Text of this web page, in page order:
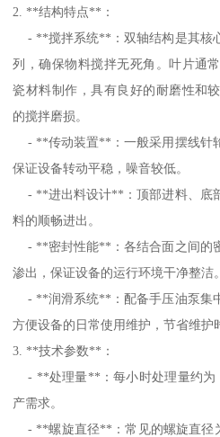
2. **结构特点**：
- **搅拌系统**：双轴结构是其核
列，确保物料搅拌无死角。叶片通
瓷材料制作，具有良好的耐磨性和
的搅拌磨损。
- **传动装置**：一般采用摆线针
保证设备转动平稳，噪音较低。
- **进出料设计**：顶部进料、底
料的顺畅进出。
- **密封性能**：各结合面之间的
渗出，保证设备的运行环境干净整洁。
- **润滑系统**：配备手压油泵集
方便设备的日常使用维护，节省维护
3. **技术参数**：
- **处理量**：每小时处理量约为
产需求。
- **螺旋直径**：常见的螺旋直径